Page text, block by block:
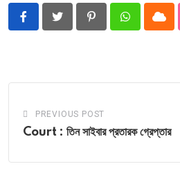
PinterestWhatsappCloud
PREVIOUS POST
Court : তিন সাইবার প্রতারক গ্রেপ্তার